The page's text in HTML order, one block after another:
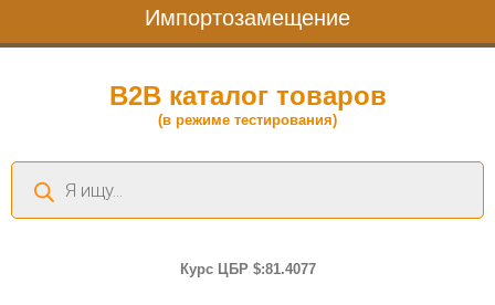
Импортозамещение
B2B каталог товаров
(в режиме тестирования)
Поиск
товаров
Курс ЦБР $:81.4077